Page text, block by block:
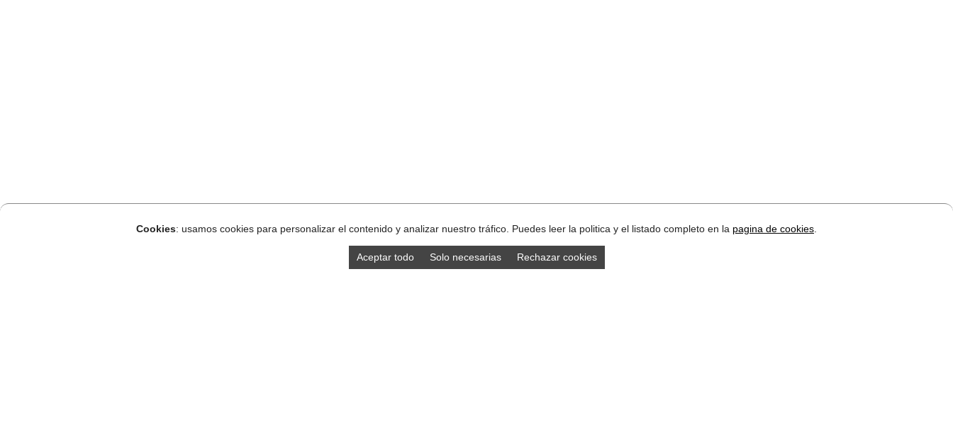
Cookies: usamos cookies para personalizar el contenido y analizar nuestro tráfico. Puedes leer la politica y el listado completo en la pagina de cookies
Aceptar todo Solo necesarias Rechazar cookies